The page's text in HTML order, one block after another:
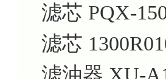
滤芯 PQX-
滤芯
滤油器 XU-